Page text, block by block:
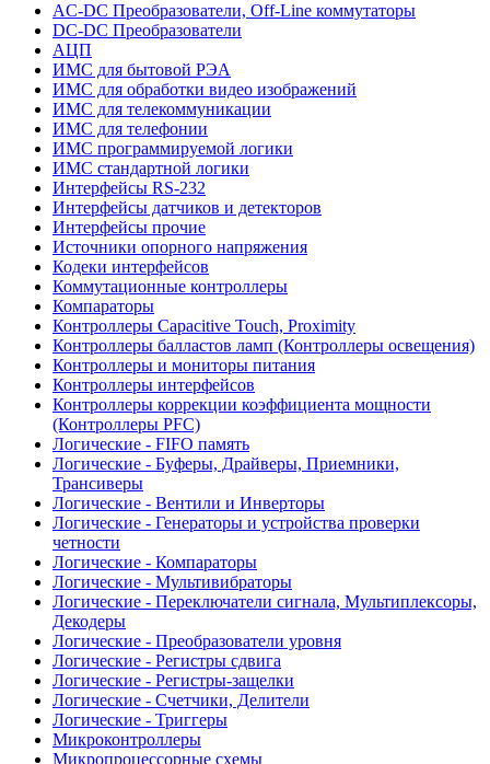
AC-DC Преобразователи, Off-Line коммутаторы
DC-DC Преобразователи
АЦП
ИМС для бытовой РЭА
ИМС для обработки видео изображений
ИМС для телекоммуникации
ИМС для телефонии
ИМС программируемой логики
ИМС стандартной логики
Интерфейсы RS-232
Интерфейсы датчиков и детекторов
Интерфейсы прочие
Источники опорного напряжения
Кодеки интерфейсов
Коммутационные контроллеры
Компараторы
Контроллеры Capacitive Touch, Proximity
Контроллеры балластов ламп (Контроллеры освещения)
Контроллеры и мониторы питания
Контроллеры интерфейсов
Контроллеры коррекции коэффициента мощности
(Контроллеры PFC)
Логические - FIFO память
Логические - Буферы, Драйверы, Приемники,
Трансиверы
Логические - Вентили и Инверторы
Логические - Генераторы и устройства проверки
четности
Логические - Компараторы
Логические - Мультивибраторы
Логические - Переключатели сигнала, Мультиплексоры,
Декодеры
Логические - Преобразователи уровня
Логические - Регистры сдвига
Логические - Регистры-защелки
Логические - Счетчики, Делители
Логические - Триггеры
Микроконтроллеры
Микропроцессорные схемы